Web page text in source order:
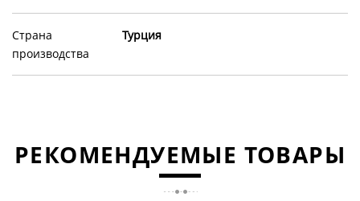
Страна
производства
Турция
РЕКОМЕНДУЕМЫЕ ТОВАРЫ